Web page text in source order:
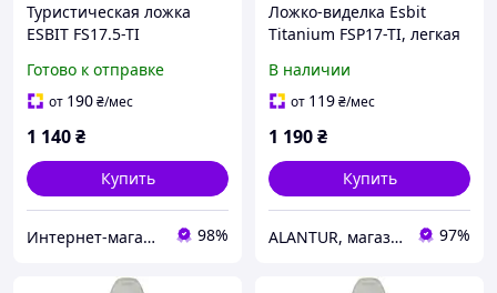
Туристическая ложка
ESBIT FS17.5-TI
Готово к отправке
от 190₴/мес
1 140₴
Купить
Интернет-магазин AlpineSport 98%
Ложко-виделка Esbit
Titanium FSP17-TI, легкая
В наличии
от 119₴/мес
1 190₴
Купить
ALANTUR, магазин туристичного спорядження та велосипедів 97%